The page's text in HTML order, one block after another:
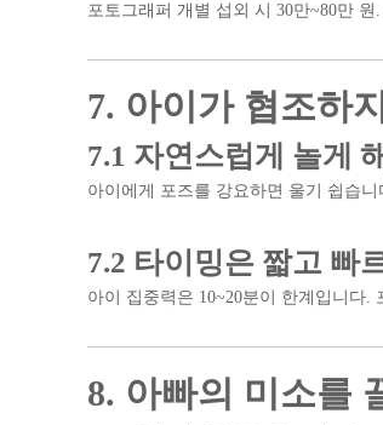
포토그래퍼 개별 섭외 시 30만~80만
7. 아이가 협조하
7.1 자연스럽게 놀게
아이에게 포즈를 강요하면 울기 쉽습
7.2 타이밍은 짧고 빠
아이 집중력은 10~20분이 한계입니다
8. 아빠의 미소를